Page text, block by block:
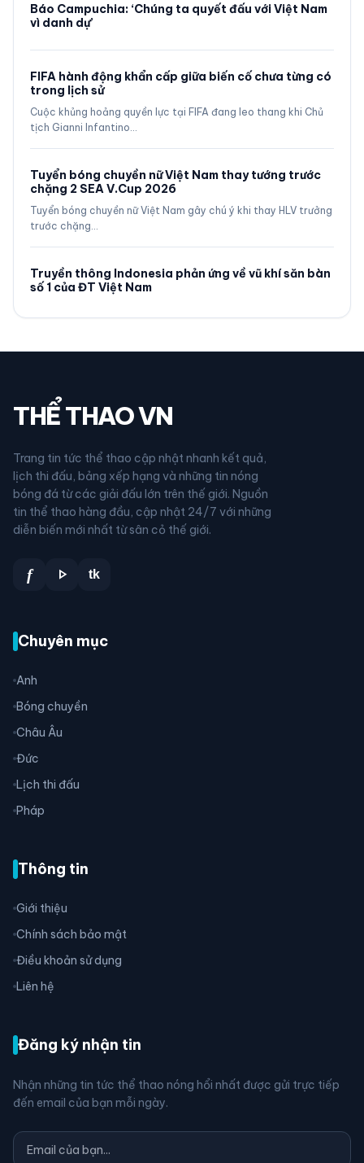
Báo Campuchia: ‘Chúng ta quyết đấu với Việt Nam
vì danh dự’
FIFA hành động khẩn cấp giữa biến cố chưa từng có
trong lịch sử
Cuộc khủng hoảng quyền lực tại FIFA đang leo thang khi Chủ
tịch Gianni Infantino…
Tuyển bóng chuyền nữ Việt Nam thay tướng trước
chặng 2 SEA V.Cup 2026
Tuyển bóng chuyền nữ Việt Nam gây chú ý khi thay HLV trưởng
trước chặng…
Truyền thông Indonesia phản ứng về vũ khí săn bàn
số 1 của ĐT Việt Nam
THỂ THAO VN
Trang tin tức thể thao cập nhật nhanh kết quả,
lịch thi đấu, bảng xếp hạng và những tin nóng
bóng đá từ các giải đấu lớn trên thế giới. Nguồn
tin thể thao hàng đầu, cập nhật 24/7 với những
diễn biến mới nhất từ sân cỏ thế giới.
f play_arrow tk
Chuyên mục
Anh
Bóng chuyền
Châu Âu
Đức
Lịch thi đấu
Pháp
Thông tin
Giới thiệu
Chính sách bảo mật
Điều khoản sử dụng
Liên hệ
Đăng ký nhận tin
Nhận những tin tức thể thao nóng hổi nhất được gửi trực tiếp
đến email của bạn mỗi ngày.